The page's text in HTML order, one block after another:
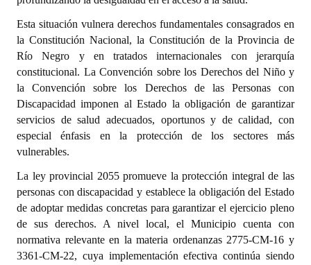
Resoluciones
Resoluciones de Presidencia
INSTITUCIONAL
Antiguos Pobladores
Registros y Distinciones
Datos Históricos
Premio al Mérito - Registro
Esta situación vulnera derechos fundamentales consagrados en
la Constitución Nacional, la Constitución de la Provincia de
Río Negro y en tratados internacionales con jerarquía
constitucional. La Convención sobre los Derechos del Niño y
la Convención sobre los Derechos de las Personas con
Discapacidad imponen al Estado la obligación de garantizar
servicios de salud adecuados, oportunos y de calidad, con
especial énfasis en la protección de los sectores más
vulnerables.
La ley provincial 2055 promueve la protección integral de las
personas con discapacidad y establece la obligación del Estado
de adoptar medidas concretas para garantizar el ejercicio pleno
de sus derechos. A nivel local, el Municipio cuenta con
normativa relevante en la materia ordenanzas 2775-CM-16 y
3361-CM-22, cuya implementación efectiva continúa siendo